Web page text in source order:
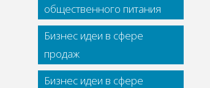
общественного питания
Бизнес идеи в сфере
продаж
Бизнес идеи в сфере